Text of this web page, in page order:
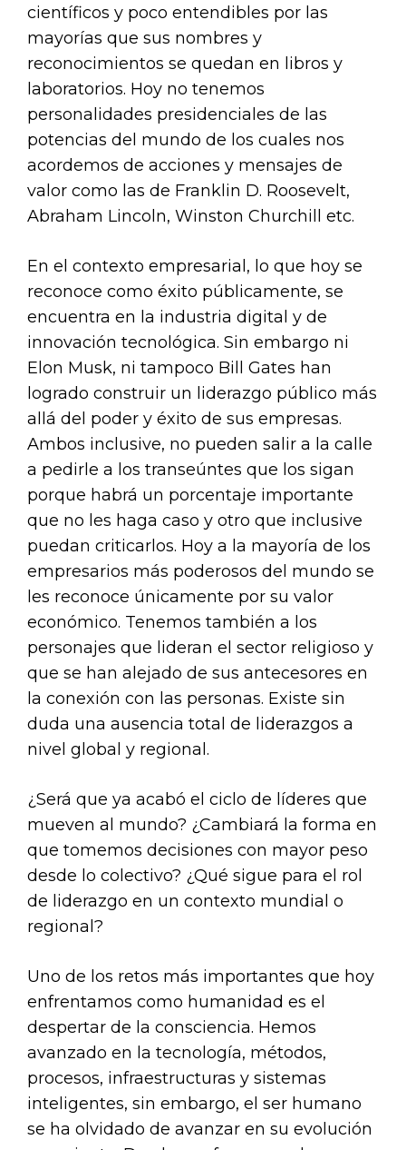
científicos y poco entendibles por las
mayorías que sus nombres y
reconocimientos se quedan en libros y
laboratorios. Hoy no tenemos
personalidades presidenciales de las
potencias del mundo de los cuales nos
acordemos de acciones y mensajes de
valor como las de Franklin D. Roosevelt,
Abraham Lincoln, Winston Churchill etc.
En el contexto empresarial, lo que hoy se
reconoce como éxito públicamente, se
encuentra en la industria digital y de
innovación tecnológica. Sin embargo ni
Elon Musk, ni tampoco Bill Gates han
logrado construir un liderazgo público más
allá del poder y éxito de sus empresas.
Ambos inclusive, no pueden salir a la calle
a pedirle a los transeúntes que los sigan
porque habrá un porcentaje importante
que no les haga caso y otro que inclusive
puedan criticarlos. Hoy a la mayoría de los
empresarios más poderosos del mundo se
les reconoce únicamente por su valor
económico. Tenemos también a los
personajes que lideran el sector religioso y
que se han alejado de sus antecesores en
la conexión con las personas. Existe sin
duda una ausencia total de liderazgos a
nivel global y regional.
¿Será que ya acabó el ciclo de líderes que
mueven al mundo? ¿Cambiará la forma en
que tomemos decisiones con mayor peso
desde lo colectivo? ¿Qué sigue para el rol
de liderazgo en un contexto mundial o
regional?
Uno de los retos más importantes que hoy
enfrentamos como humanidad es el
despertar de la consciencia. Hemos
avanzado en la tecnología, métodos,
procesos, infraestructuras y sistemas
inteligentes, sin embargo, el ser humano
se ha olvidado de avanzar en su evolución